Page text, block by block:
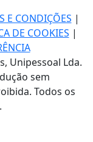
E CONDIÇÕES |
DE COOKIES |
Unipessoal Lda.
sem
Todos os